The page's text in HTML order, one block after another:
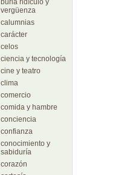
burla ridículo y
vergüenza
calumnias
carácter
celos
ciencia y tecnología
cine y teatro
clima
comercio
comida y hambre
conciencia
confianza
conocimiento y
sabiduría
corazón